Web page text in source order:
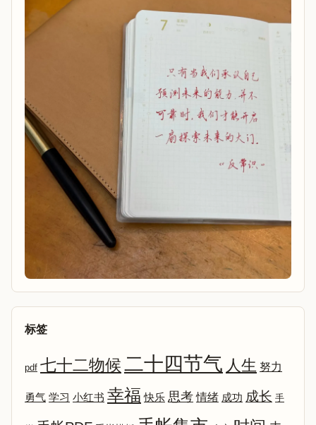
标签
pdf 七十二物候二十四节气 人生 努力
勇气 学习 小红书 幸福 快乐 思考 情绪 成功 成长 手